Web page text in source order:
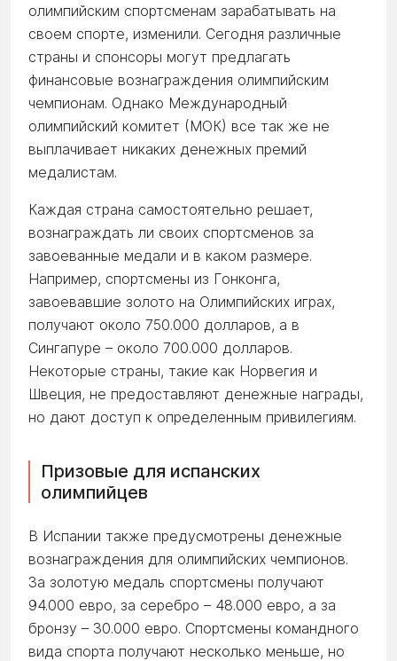
олимпийским спортсменам зарабатывать на
своем спорте, изменили. Сегодня различные
страны и спонсоры могут предлагать
финансовые вознаграждения олимпийским
чемпионам. Однако Международный
олимпийский комитет (МОК) все так же не
выплачивает никаких денежных премий
медалистам.
Каждая страна самостоятельно решает,
вознаграждать ли своих спортсменов за
завоеванные медали и в каком размере.
Например, спортсмены из Гонконга,
завоевавшие золото на Олимпийских играх,
получают около 750.000 долларов, а в
Сингапуре – около 700.000 долларов.
Некоторые страны, такие как Норвегия и
Швеция, не предоставляют денежные награды,
но дают доступ к определенным привилегиям.
Призовые для испанских
олимпийцев
В Испании также предусмотрены денежные
вознаграждения для олимпийских чемпионов.
За золотую медаль спортсмены получают
94.000 евро, за серебро – 48.000 евро, а за
бронзу – 30.000 евро. Спортсмены командного
вида спорта получают несколько меньше, но